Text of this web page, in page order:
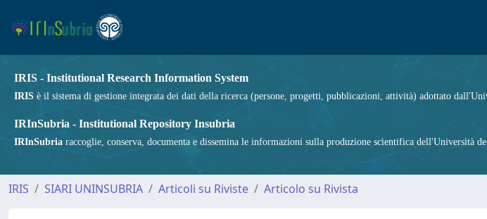
IRIS - Institutional Research Information System
IRIS è il sistema di gestione integrata dei dati della ricerca (persone, progetti, pubblicazioni, attività) adottato
IRInSubria - Institutional Repository Insubria
IRInSubria raccoglie, conserva, documenta e dissemina le informazioni sulla produzione scientifica dell'Università
IRIS SIARI UNINSUBRIA Articoli su Riviste Articolo su Rivista